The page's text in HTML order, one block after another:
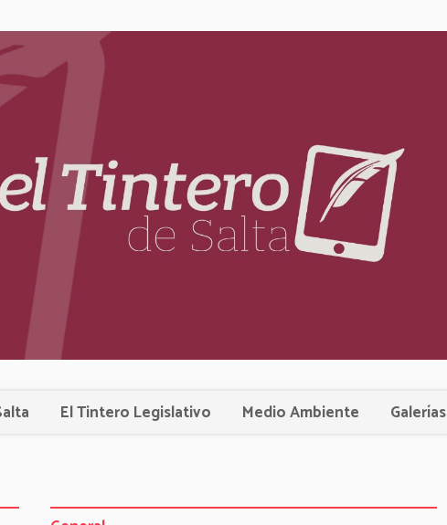
El Tintero Legislativo Medio Ambiente Galerías